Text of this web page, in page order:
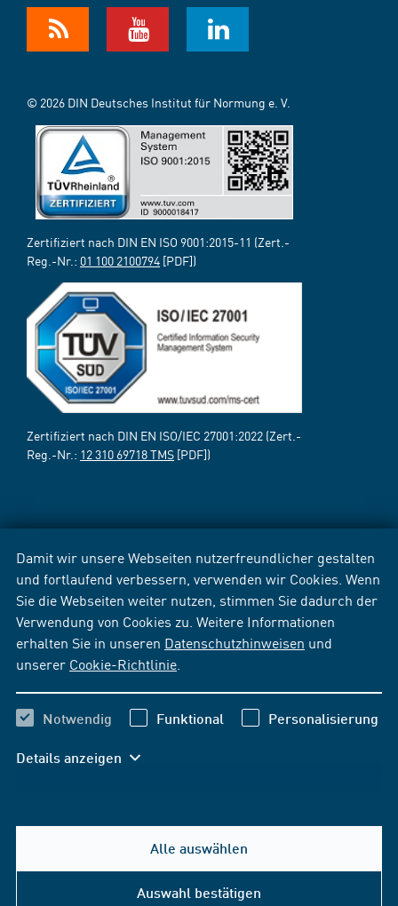
Damit wir unsere Webseiten nutzerfreundlicher gestalten
und fortlaufend verbessern, verwenden wir Cookies. Wenn
Sie die Webseiten weiter nutzen, stimmen Sie dadurch der
Verwendung von Cookies zu. Weitere Informationen
erhalten Sie in unseren Datenschutzhinweisen und
unserer Cookie-Richtlinie
Notwendig Funktional Personalisierung
Details anzeigen
Alle auswählen
Auswahl bestätigen
© 2026 DIN Deutsches Institut für Normung e. V.
Zertifiziert nach DIN EN ISO 9001:2015-11 (Zert.-
Reg.-Nr.: 01 100 2100794 [PDF])
Zertifiziert nach DIN EN ISO/IEC 27001:2022 (Zert.-
Reg.-Nr.: 12 310 69718 TMS [PDF])